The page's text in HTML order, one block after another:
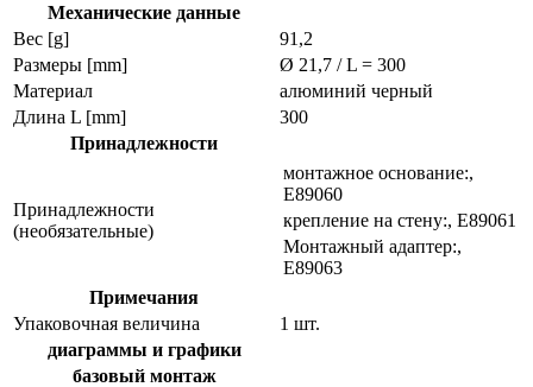
Механические данные
Вес [g]
91,2
Размеры [mm]
Ø 21,7 / L = 300
Материал
алюминий черный
Длина L [mm]
300
Принадлежности
Принадлежности
(необязательные)
монтажное основание:,
E89060
крепление на стену:, E89061
Монтажный адаптер:,
E89063
Примечания
Упаковочная величина
1 шт.
диаграммы и графики
базовый монтаж